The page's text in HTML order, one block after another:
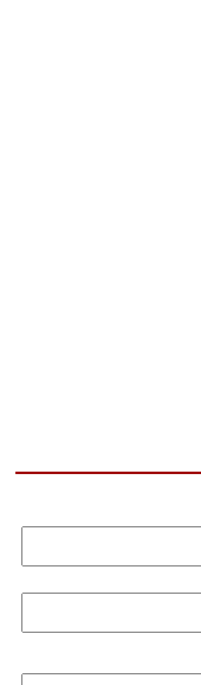
سيارات